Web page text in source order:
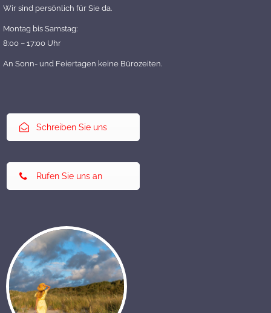
Wir sind persönlich für Sie da.
Montag bis Samstag:
8:00 – 17:00 Uhr
An Sonn- und Feiertagen keine Bürozeiten.
Schreiben Sie uns
Rufen Sie uns an